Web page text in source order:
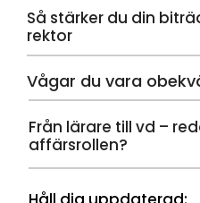
Så stärker du din
rektor
Vågar du vara
Från lärare till vd –
affärsrollen?